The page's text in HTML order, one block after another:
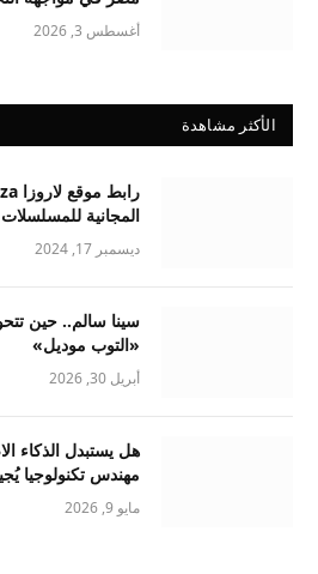
أغسطس 3, 2026
الأكثر مشاهدة
المجانية للمسلسلات
ديسمبر 17, 2024
سينا سالم.. حين
«التوب موديل»
أبريل 30, 2026
هل يستبدل الذكاء
مهندس تكنولوجيا
مايو 9, 2026